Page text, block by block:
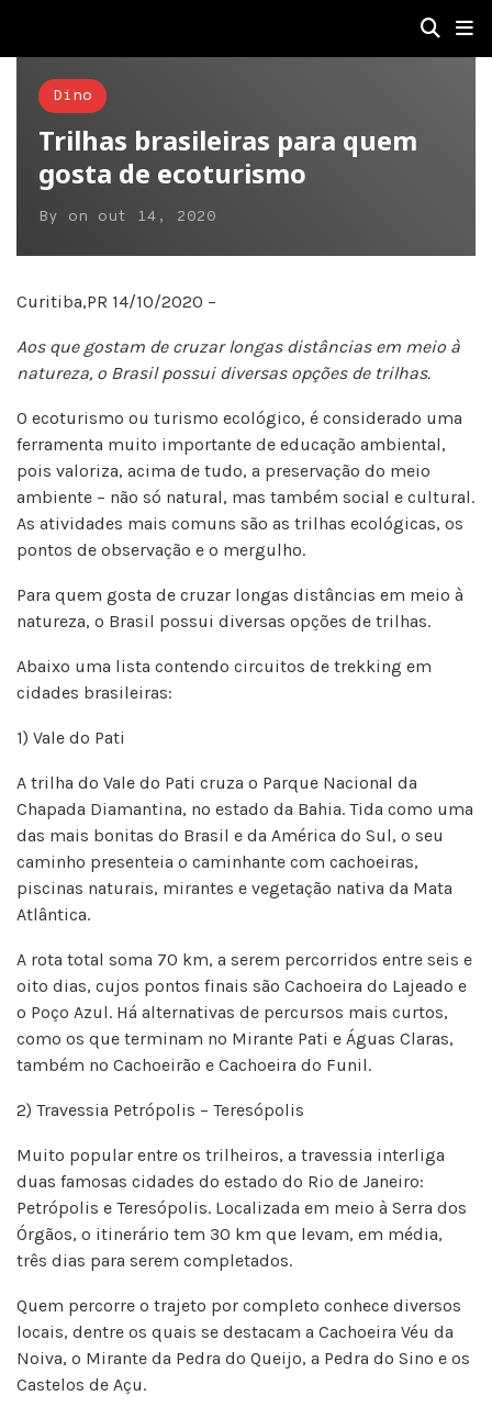
Dino
Trilhas brasileiras para quem
gosta de ecoturismo
By on out 14, 2020
Curitiba,PR 14/10/2020 –
Aos que gostam de cruzar longas distâncias em meio à
natureza, o Brasil possui diversas opções de trilhas.
O ecoturismo ou turismo ecológico, é considerado uma
ferramenta muito importante de educação ambiental,
pois valoriza, acima de tudo, a preservação do meio
ambiente – não só natural, mas também social e cultural.
As atividades mais comuns são as trilhas ecológicas, os
pontos de observação e o mergulho.
Para quem gosta de cruzar longas distâncias em meio à
natureza, o Brasil possui diversas opções de trilhas.
Abaixo uma lista contendo circuitos de trekking em
cidades brasileiras:
1) Vale do Pati
A trilha do Vale do Pati cruza o Parque Nacional da
Chapada Diamantina, no estado da Bahia. Tida como uma
das mais bonitas do Brasil e da América do Sul, o seu
caminho presenteia o caminhante com cachoeiras,
piscinas naturais, mirantes e vegetação nativa da Mata
Atlântica.
A rota total soma 70 km, a serem percorridos entre seis e
oito dias, cujos pontos finais são Cachoeira do Lajeado e
o Poço Azul. Há alternativas de percursos mais curtos,
como os que terminam no Mirante Pati e Águas Claras,
também no Cachoeirão e Cachoeira do Funil.
2) Travessia Petrópolis – Teresópolis
Muito popular entre os trilheiros, a travessia interliga
duas famosas cidades do estado do Rio de Janeiro:
Petrópolis e Teresópolis. Localizada em meio à Serra dos
Órgãos, o itinerário tem 30 km que levam, em média,
três dias para serem completados.
Quem percorre o trajeto por completo conhece diversos
locais, dentre os quais se destacam a Cachoeira Véu da
Noiva, o Mirante da Pedra do Queijo, a Pedra do Sino e os
Castelos de Açu.